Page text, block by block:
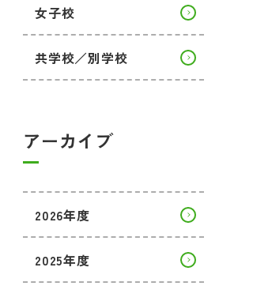
女子校
共学校／別学校
アーカイブ
2026年度
2025年度